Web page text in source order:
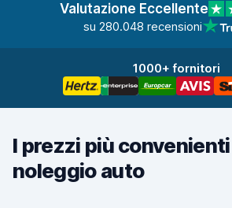
Valutazione Eccellente
su 280.048 recensioni
1000+ fornitori
I prezzi più
noleggio auto